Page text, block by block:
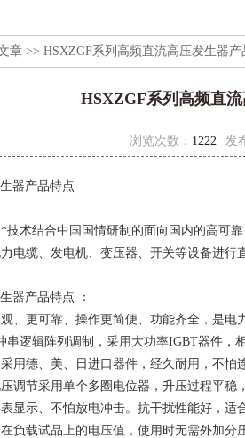
章 >> HSXZGF系列高频直流高压发生器产
HSXZGF系列高频直
浏览次数： 1222 发
器产品特点
*技术结合中国国情研制的面向国内的高可
电缆、发电机、变压器、开关等设备进行
器产品特点 ：
、更可靠、操作更简便、功能齐全，是电
逻辑阵列调制，采用大功率IGBT器件，
用德、美、日进口器件，经久耐用，不怕
调节采用单个多圈电位器，升压过程平
显示、不怕放电冲击。抗干扰性能好，适
负载试品上的电压值，使用时无需外加分